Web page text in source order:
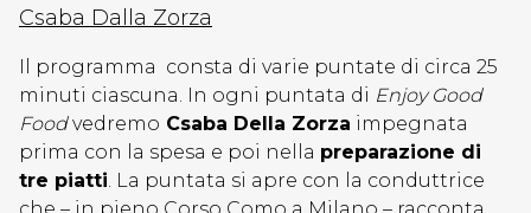
Csaba Dalla Zorza
Il programma consta di varie puntate di circa 25
minuti ciascuna. In ogni puntata di Enjoy Good
Foodvedremo Csaba Della Zorza impegnata
prima con la spesa e poi nella preparazione di
tre piatti . La puntata si apre con la conduttrice